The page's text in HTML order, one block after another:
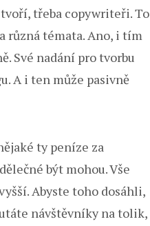
třeba copywriteři. To
různá témata. Ano, i tím
Své nadání pro tvorbu
A i ten může pasivně
ty peníze za
být mohou. Vše
Abyste toho dosáhli,
návštěvníky na tolik,